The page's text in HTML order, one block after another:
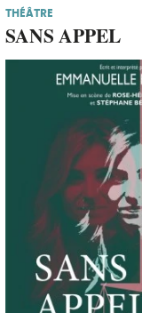
THÉÂTRE
SANS APPEL